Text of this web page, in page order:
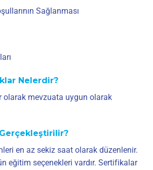
Sağlanması
Nelerdir?
olarak mevzuata uygun olarak
en az sekiz saat olarak düzenlenir.
eğitim seçenekleri vardır. Sertifikalar